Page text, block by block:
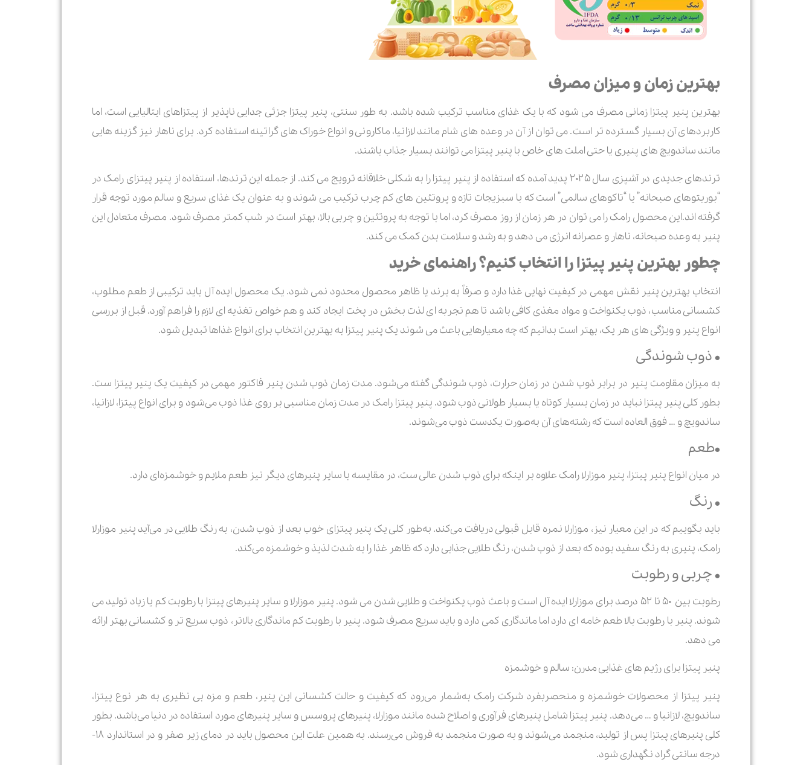
بهترین زمان و میزان مصرف
بهترین پنیر پیتزا زمانی مصرف می شود که با یک غذای مناسب ترکیب شده باشد. به طور سنتی، پنیر پیتزا جزئی جدایی ناپذیر از پیتزاهای ایتالیایی است، اما
کاربردهای آن بسیار گسترده تر است. می توان از آن در وعده های شام مانند لازانیا، ماکارونی و انواع خوراک های گراتینه استفاده کرد. برای ناهار نیز گزینه هایی
مانند ساندویچ های پنیری یا حتی املت های خاص با پنیر پیتزا می توانند بسیار جذاب باشند.
ترندهای جدیدی در آشپزی سال ۲۰۲۵ پدید آمده که استفاده از پنیر پیتزا را به شکلی خلاقانه ترویج می کند. از جمله این ترندها، استفاده از پنیر پیتزای رامک در
“بوریتوهای صبحانه” یا “تاکوهای سالمی” است که با سبزیجات تازه و پروتئین های کم چرب ترکیب می شوند و به عنوان یک غذای سریع و سالم مورد توجه قرار
گرفته اند.این محصول رامک را می توان در هر زمان از روز مصرف کرد، اما با توجه به پروتئین و چربی بالا، بهتر است در شب کمتر مصرف شود. مصرف متعادل این
پنیر به وعده صبحانه، ناهار و عصرانه انرژی می دهد و به رشد و سلامت بدن کمک می کند.
چطور بهترین پنیر پیتزا را انتخاب کنیم؟ راهنمای خرید
انتخاب بهترین پنیر نقش مهمی در کیفیت نهایی غذا دارد و صرفاً به برند یا ظاهر محصول محدود نمی شود. یک محصول ایده آل باید ترکیبی از طعم مطلوب،
کشسانی مناسب، ذوب یکنواخت و مواد مغذی کافی باشد تا هم تجربه ای لذت بخش در پخت ایجاد کند و هم خواص تغذیه ای لازم را فراهم آورد. قبل از بررسی
انواع پنیر و ویژگی های هر یک، بهتر است بدانیم که چه معیارهایی باعث می شوند یک پنیر پیتزا به بهترین انتخاب برای انواع غذاها تبدیل شود.
• ذوب شوندگی
به میزان مقاومت پنیر در برابر ذوب شدن در زمان حرارت، ذوب شوندگی گفته می‌شود. مدت زمان ذوب شدن پنیر فاکتور مهمی در کیفیت یک پنیر پیتزا ست.
بطور کلی پنیر پیتزا نباید در زمان بسیار کوتاه یا بسیار طولانی ذوب شود. پنیر پیتزا رامک در مدت زمان مناسبی بر روی غذا ذوب می‌شود و برای انواع پیتزا، لازانیا،
ساندویچ و … فوق العاده است که رشته‌های آن به‌صورت یکدست ذوب می‌شوند.
•طعم
در میان انواع پنیر پیتزا، پنیر موزارلا رامک علاوه بر اینکه برای ذوب شدن عالی ست، در مقایسه با سایر پنیرهای دیگر نیز طعم ملایم و خوشمزه‌ای دارد.
• رنگ
باید بگوییم که در این معیار نیز، موزارلا نمره قابل قبولی دریافت می‌کند. به‌طور کلی یک پنیر پیتزای خوب بعد از ذوب شدن، به رنگ طلایی در می‌آید پنیر موزارلا
رامک، پنیری به رنگ سفید بوده که بعد از ذوب شدن، رنگ طلایی جذابی دارد که ظاهر غذا را به شدت لذیذ و خوشمزه می‌کند.
• چربی و رطوبت
رطوبت بین ۵۰ تا ۵۲ درصد برای موزارلا ایده آل است و باعث ذوب یکنواخت و طلایی شدن می شود. پنیر موزارلا و سایر پنیرهای پیتزا با رطوبت کم یا زیاد تولید می
شوند. پنیر با رطوبت بالا طعم خامه ای دارد اما ماندگاری کمی دارد و باید سریع مصرف شود. پنیر با رطوبت کم ماندگاری بالاتر، ذوب سریع تر و کشسانی بهتر ارائه
می دهد.
پنیر پیتزا برای رژیم های غذایی مدرن: سالم و خوشمزه
پنیر پیتزا از محصولات خوشمزه و منحصربفرد شرکت رامک به‌شمار می‌رود که کیفیت و حالت کشسانی این پنیر، طعم و مزه بی نظیری به هر نوع پیتزا،
ساندویچ، لازانیا و … می‌دهد. پنیر پیتزا شامل پنیرهای فرآوری و اصلاح شده مانند موزارلا، پنیرهای پروسس و سایر پنیرهای مورد استفاده در دنیا می‌باشد. بطور
کلی پنیرهای پیتزا پس از تولید، منجمد می‌شوند و به صورت منجمد به فروش می‌رسند. به همین علت این محصول باید در دمای زیر صفر و در استاندارد ۱۸-
درجه سانتی گراد نگهداری شود.